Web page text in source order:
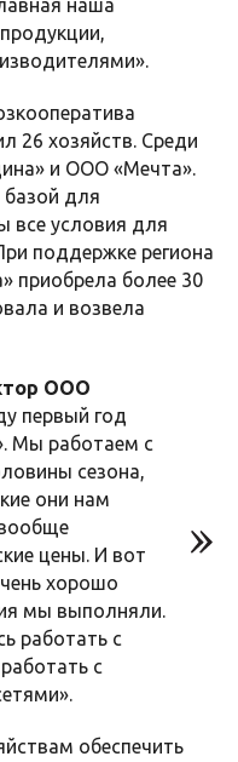
наша
26 хозяйств. Среди
и ООО «Мечта».
базой для
все условия для
поддержке региона
приобрела более 30
и возвела
ООО
первый год
Мы работаем с
сезона,
они нам
цены. И вот
хорошо
мы выполняли.
работать с
с
обеспечить